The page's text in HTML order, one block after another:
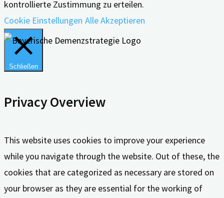
kontrollierte Zustimmung zu erteilen.
Cookie Einstellungen Alle Akzeptieren
Schließen
Privacy Overview
This website uses cookies to improve your experience
while you navigate through the website. Out of these, the
cookies that are categorized as necessary are stored on
your browser as they are essential for the working of